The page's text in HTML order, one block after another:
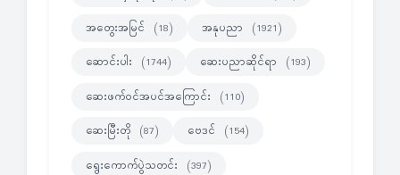
အတွေးအမြင် (18) အနုပညာ (1921)
ဆောင်းပါး (1744) ဆေးပညာဆိုင်ရာ (193)
ဆေးဖက်ဝင်အပင်အကြောင်း (110)
ဆေးမြီးတို (87) ဗေဒင် (154)
ရွေးကောက်ပွဲသတင်း (397)